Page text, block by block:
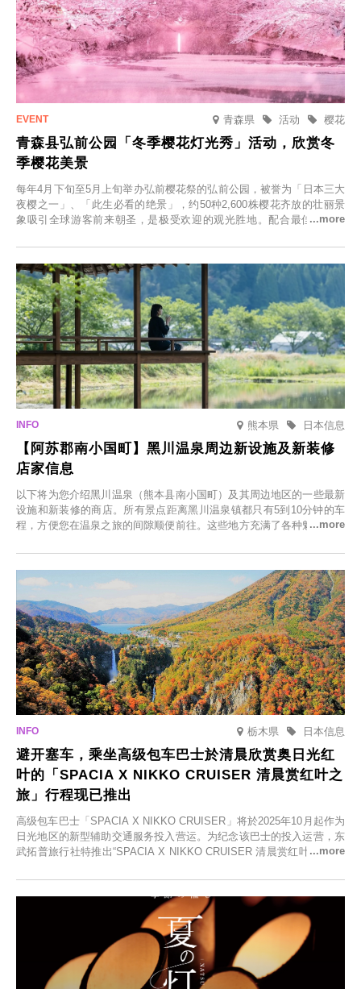
青森県 樱花
活动
青森县弘前公园「冬季樱花灯光秀」活动，欣赏冬
季樱花美景
每年4月下旬至5月上旬举办弘前樱花祭的弘前公园，被誉为「日本三大
夜樱之一」、「此生必看的绝景」，约50种2,600株樱花齐放的壮丽景
象吸引全球游客前来朝圣，是极受欢迎的观光胜地。配合最佳观雪时
「冬季樱花灯光秀」。
熊本県 日本信息
【阿苏郡南小国町】黑川温泉周边新设施及新装修
店家信息
以下将为您介绍黑川温泉（熊本县南小国町）及其周边地区的一些最新
设施和新装修的商店。所有景点距离黑川温泉镇都只有5到10分钟的车
程，方便您在温泉之旅的间隙顺便前往。这些地方充满了各种魅力，包
食材的餐厅。让您体验黑川温泉的全新乐趣。
栃木県 日本信息
避开塞车，乘坐高级包车巴士於清晨欣赏奥日光红
叶的「SPACIA X NIKKO CRUISER 清晨赏红叶之
旅」行程现已推出
高级包车巴士「SPACIA X NIKKO CRUISER」将於2025年10月起作为
日光地区的新型辅助交通服务投入营运。为纪念该巴士的投入运营，东
武拓普旅行社特推出“SPACIA X NIKKO CRUISER 清晨赏红叶之旅”，